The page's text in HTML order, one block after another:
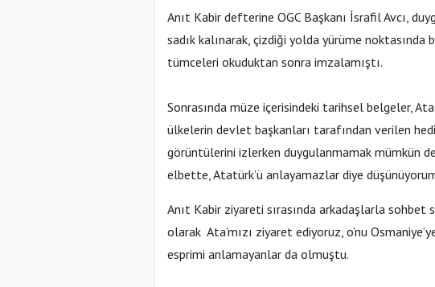
Anıt Kabir defterine OGC Başkanı İsrafil Avcı,
sadık kalınarak, çizdiği yolda yürüme noktasında
tümceleri okuduktan sonra imzalamıştı.
Sonrasında müze içerisindeki tarihsel belgeler,
ülkelerin devlet başkanları tarafından verilen
görüntülerini izlerken duygulanmamak mümkün
elbette, Atatürk’ü anlayamazlar diye
Anıt Kabir ziyareti sırasında arkadaşlarla sohbet
olarak Ata’mızı ziyaret ediyoruz, o’nu
esprimi anlamayanlar da olmuştu.